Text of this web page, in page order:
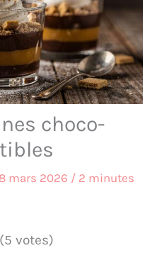
choco-
mars 2026 / 2 minutes
votes)